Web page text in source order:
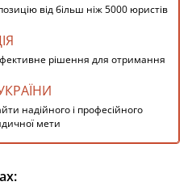
від більш ніж 5000 юристів
рішення для отримання
надійного і професійного
мети